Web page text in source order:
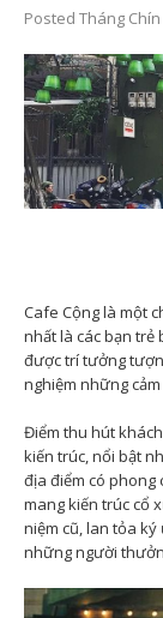
Posted Tháng Chín
Cafe Cộng là một
nhất là các bạn trẻ
được trí tưởng
nghiệm những
Điểm thu hút
kiến trúc, nổi bật
địa điểm có phong
mang kiến trúc cổ
niệm cũ, lan tỏa
những người